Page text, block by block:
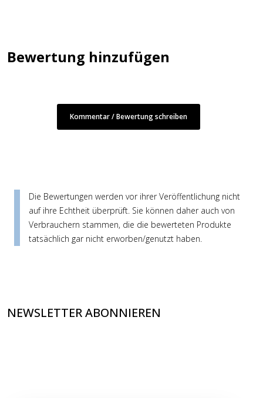
Bewertung hinzufügen
Kommentar / Bewertung schreiben
Die Bewertungen werden vor ihrer Veröffentlichung nicht
auf ihre Echtheit überprüft. Sie können daher auch von
Verbrauchern stammen, die die bewerteten Produkte
tatsächlich gar nicht erworben/genutzt haben.
NEWSLETTER ABONNIEREN